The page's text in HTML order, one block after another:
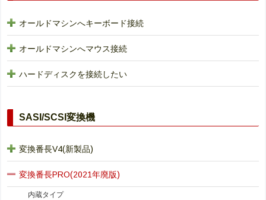
オールドマシンへキーボード接続
オールドマシンへマウス接続
ハードディスクを接続したい
SASI/SCSI変換機
変換番長V4(新製品)
変換番長PRO(2021年廃版)
内蔵タイプ